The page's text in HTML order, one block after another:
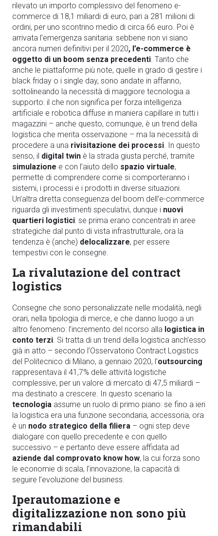
rilevato un importo complessivo del fenomeno e-
commerce di 18,1 miliardi di euro, pari a 281 milioni di
ordini, per uno scontrino medio di circa 66 euro. Poi è
arrivata l’emergenza sanitaria: sebbene non vi siano
ancora numeri definitivi per il 2020, l’e-commerce è
oggetto di un boom senza precedenti. Tanto che
anche le piattaforme più note, quelle in grado di gestire i
black friday o i single day, sono andate in affanno,
sottolineando la necessità di maggiore tecnologia a
supporto: il che non significa per forza intelligenza
artificiale e robotica diffuse in maniera capillare in tutti i
magazzini – anche questo, comunque, è un trend della
logistica che merita osservazione – ma la necessità di
procedere a una rivisitazione dei processi. In questo
senso, il digital twin è la strada giusta perché, tramite
simulazione e con l’aiuto dello spazio virtuale,
permette di comprendere come si comporteranno i
sistemi, i processi e i prodotti in diverse situazioni.
Un’altra diretta conseguenza del boom dell’e-commerce
riguarda gli investimenti speculativi, dunque i nuovi
quartieri logistici: se prima erano concentrati in aree
strategiche dal punto di vista infrastrutturale, ora la
tendenza è (anche) delocalizzare, per essere
tempestivi con le consegne.
La rivalutazione del contract
logistics
Consegne che sono personalizzate nelle modalità, negli
orari, nella tipologia di merce, e che danno luogo a un
altro fenomeno: l’incremento del ricorso alla logistica in
conto terzi. Si tratta di un trend della logistica anch’esso
già in atto – secondo l’Osservatorio Contract Logistics
del Politecnico di Milano, a gennaio 2020, l’outsourcing
rappresentava il 41,7% delle attività logistiche
complessive, per un valore di mercato di 47,5 miliardi –
ma destinato a crescere. In questo scenario la
tecnologia assume un ruolo di primo piano: se fino a ieri
la logistica era una funzione secondaria, accessoria, ora
è un nodo strategico della filiera – ogni step deve
dialogare con quello precedente e con quello
successivo – e pertanto deve essere affidata ad
aziende dal comprovato know how, la cui forza sono
le economie di scala, l’innovazione, la capacità di
seguire l’evoluzione del business.
Iperautomazione e
digitalizzazione non sono più
rimandabili